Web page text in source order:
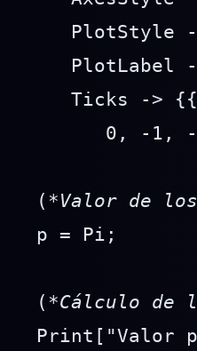
PlotStyle
PlotLabel
Ticks ->
0, -1,
(*Valor de
p = Pi;
(*Cálculo de
Print["Valor